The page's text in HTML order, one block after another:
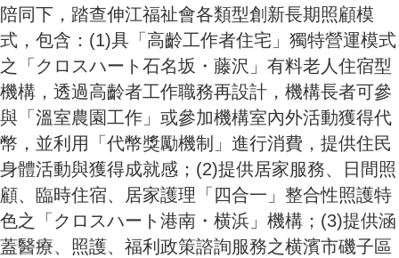
陪同下，踏查伸江福祉會各類型創新長期照顧模
式，包含：(1)具「高齡工作者住宅」獨特營運模式
之「クロスハート石名坂・藤沢」有料老人住宿型
機構，透過高齡者工作職務再設計，機構長者可參
與「溫室農園工作」或參加機構室內外活動獲得代
幣，並利用「代幣獎勵機制」進行消費，提供住民
身體活動與獲得成就感；(2)提供居家服務、日間照
顧、臨時住宿、居家護理「四合一」整合性照護特
色之「クロスハート港南・横浜」機構；(3)提供涵
蓋醫療、照護、福利政策諮詢服務之横濱市磯子區